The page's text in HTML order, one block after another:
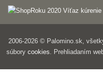
2006-2026 © Palomino.sk,
súbory cookies. Prehliadaním